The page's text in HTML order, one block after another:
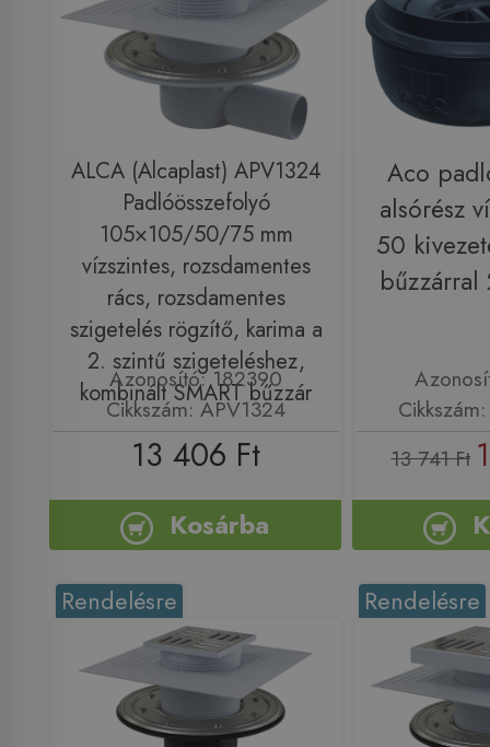
ALCA (Alcaplast) APV1324
Padlóösszefolyó
105×105/50/75 mm
vízszintes, rozsdamentes
rács, rozsdamentes
szigetelés rögzítő, karima a
2. szintű szigeteléshez,
kombinált SMART bűzzár
Azonosító: 182390
Cikkszám: APV1324
13 406 Ft
Kosárba
Aco
alsórész
50
13 741 Ft
Rendelésre Rendelésre